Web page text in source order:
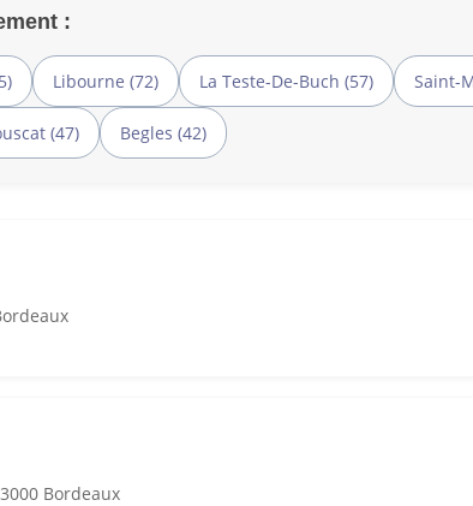
:
Libourne (72) La Teste-De-Buch (57) Saint-
(47) Begles (42)
Bordeaux